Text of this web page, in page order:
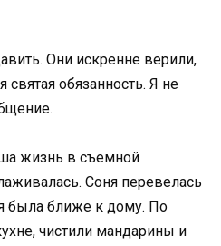
Они искренне верили,
обязанность. Я не
жизнь в съемной
Соня перевелась
была ближе к дому. По
чистили мандарины и